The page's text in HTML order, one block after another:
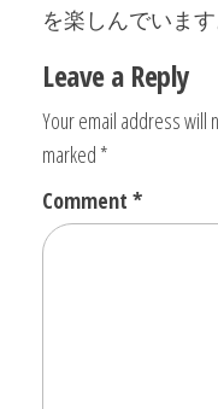
を楽しんでいます
Leave a Reply
Your email address will
marked *
Comment *